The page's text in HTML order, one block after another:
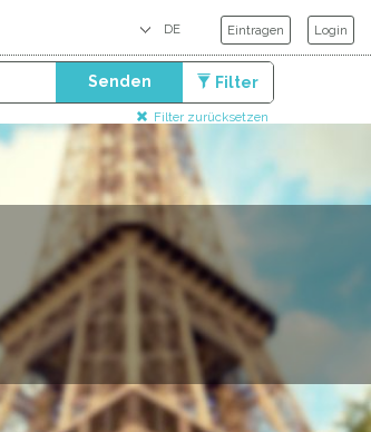
Eintragen Login
Senden Filter
Filter zurücksetzen